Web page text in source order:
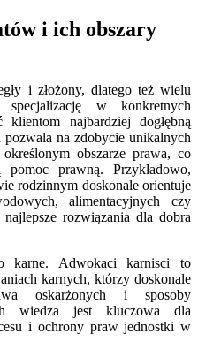
i ich obszary
i złożony, dlatego też wielu
w konkretnych
najbardziej dogłębną
pozwala na zdobycie unikalnych
obszarze prawa, co
pomoc prawną. Przykładowo,
rodzinnym doskonale orientuje
alimentacyjnych czy
rozwiązania dla dobra
karne. Adwokaci karnisci to
karnych, którzy doskonale
oskarżonych i sposoby
wiedza jest kluczowa dla
i ochrony praw jednostki w